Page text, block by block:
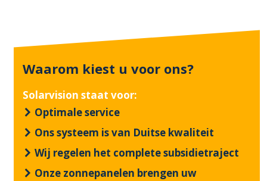
Waarom kiest u voor ons?
Solarvision staat voor:
Optimale service
Ons systeem is van Duitse kwaliteit
Wij regelen het complete subsidietraject
Onze zonnepanelen brengen uw